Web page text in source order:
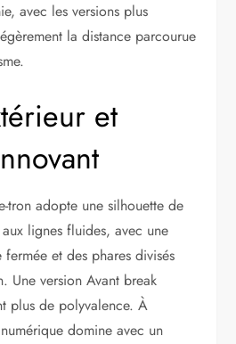
avec les versions plus
la distance parcourue
et
tron adopte une silhouette de
lignes fluides, avec une
et des phares divisés
Une version Avant break
plus de polyvalence. À
domine avec un